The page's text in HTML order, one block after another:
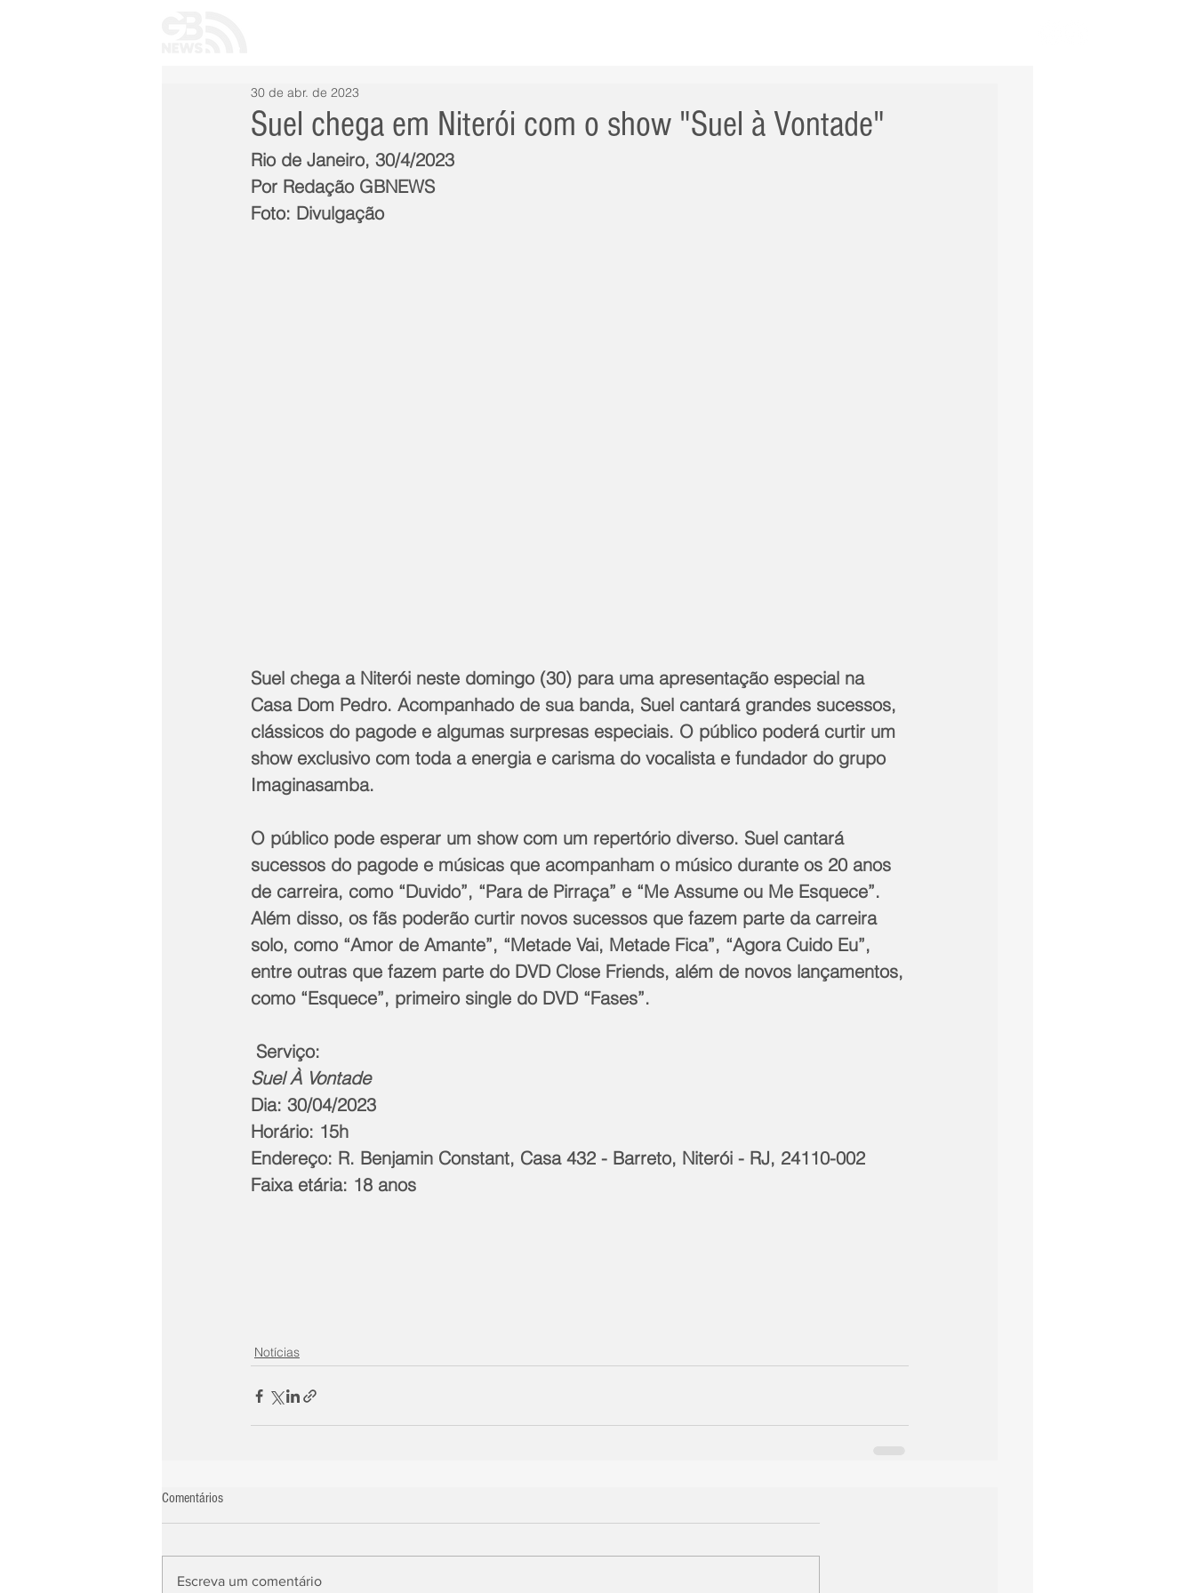
Suel chega em Niterói com o show "Suel à Vontade"
30 de abr. de 2023
Rio de Janeiro, 30/4/2023
Por Redação GBNEWS
Foto: Divulgação
Suel chega a Niterói neste domingo (30) para uma apresentação especial na
Casa Dom Pedro. Acompanhado de sua banda, Suel cantará grandes sucessos,
clássicos do pagode e algumas surpresas especiais. O público poderá curtir um
show exclusivo com toda a energia e carisma do vocalista e fundador do grupo
Imaginasamba.
O público pode esperar um show com um repertório diverso. Suel cantará
sucessos do pagode e músicas que acompanham o músico durante os 20 anos
de carreira, como “Duvido”, “Para de Pirraça” e “Me Assume ou Me Esquece”.
Além disso, os fãs poderão curtir novos sucessos que fazem parte da carreira
solo, como “Amor de Amante”, “Metade Vai, Metade Fica”, “Agora Cuido Eu”,
entre outras que fazem parte do DVD Close Friends, além de novos lançamentos,
como “Esquece”, primeiro single do DVD “Fases”.
Serviço:
Suel À Vontade
Dia: 30/04/2023
Horário: 15h
Endereço: R. Benjamin Constant, Casa 432 - Barreto, Niterói - RJ, 24110-002
Faixa etária: 18 anos
Notícias
Comentários
Escreva um comentário